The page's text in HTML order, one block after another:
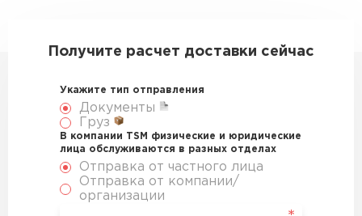
Получите расчет доставки сейчас
Укажите тип отправления
Документы
Груз
В компании TSM физические и юридические
лица обслуживаются в разных отделах
Отправка от частного лица
Отправка от компании/
организации